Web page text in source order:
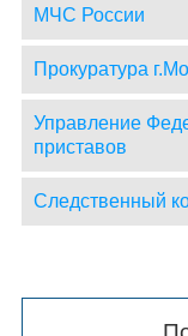
МЧС России
Прокуратура
Управление
приставов
Следственный